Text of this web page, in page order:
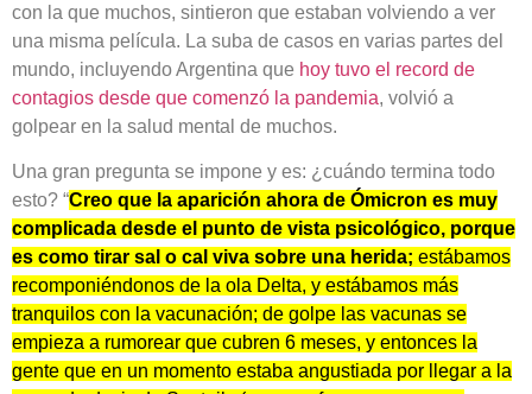
con la que muchos, sintieron que estaban volviendo a ver
una misma película. La suba de casos en varias partes del
mundo, incluyendo Argentina que hoy tuvo el record de
contagios desde que comenzó la pandemia, volvió a
golpear en la salud mental de muchos.
Una gran pregunta se impone y es: ¿cuándo termina todo
esto? “Creo que la aparición ahora de Ómicron es muy
complicada desde el punto de vista psicológico, porque
es como tirar sal o cal viva sobre una herida; estábamos
recomponiéndonos de la ola Delta, y estábamos más
tranquilos con la vacunación; de golpe las vacunas se
empieza a rumorear que cubren 6 meses, y entonces la
gente que en un momento estaba angustiada por llegar a la